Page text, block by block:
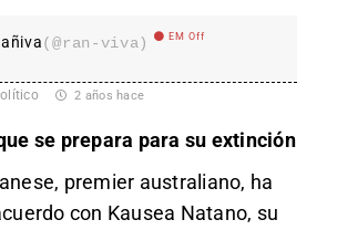
(@ran-viva) EM Off
2 años hace
se prepara para su extinción
premier australiano, ha
con Kausea Natano, su